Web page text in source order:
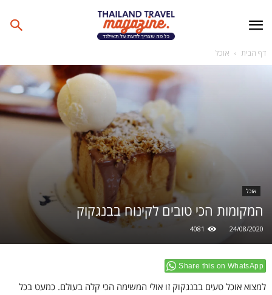
דף הבית אוכל
אוכל
המקומות הכי טובים לקינוח בבנגקוק
24/08/2020
4081
Share this on WhatsApp
למצוא אוכל טעים בבנגקוק זו אולי המשימה הכי קלה בעולם. כמעט בכל